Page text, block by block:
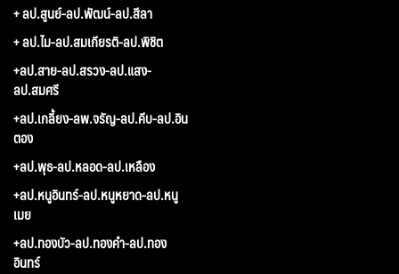
+ ลป.สูนย์-ลป.พัฒน์-ลป.สีลา
+ ลป.ไม-ลป.สมเกียรติ-ลป.พิชิต
+ลป.สาย-ลป.สรวง-ลป.แสง-
ลป.สมศรี
+ลป.เกลี้ยง-ลพ.จรัญ-ลป.คีบ-ลป.อิน
ตอง
+ลป.พุธ-ลป.หลอด-ลป.เหลือง
+ลป.หนูอินทร์-ลป.หนูหยาด-ลป.หนู
เมย
+ลป.ทองบัว-ลป.ทองคำ-ลป.ทอง
อินทร์